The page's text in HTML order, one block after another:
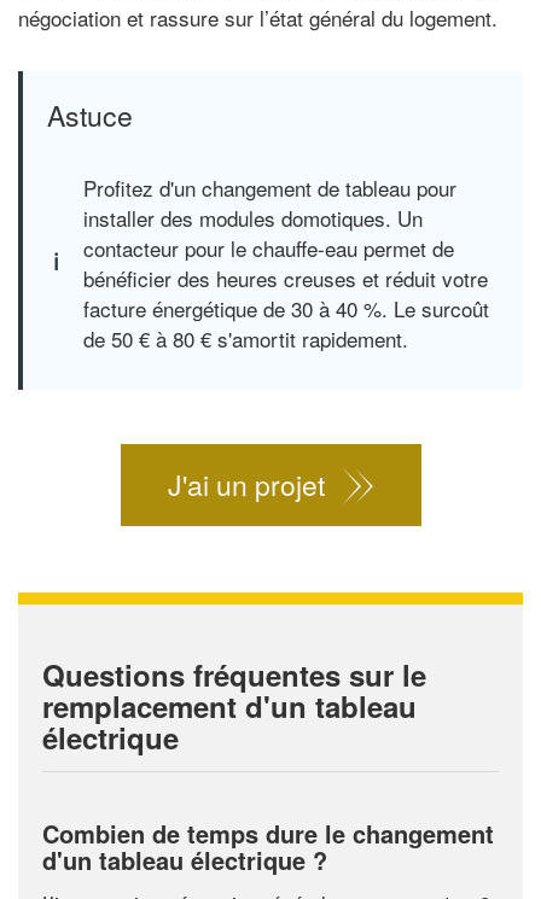
négociation et rassure sur l’état général du logement.
Astuce
Profitez d'un changement de tableau pour
installer des modules domotiques. Un
contacteur pour le chauffe-eau permet de
bénéficier des heures creuses et réduit votre
facture énergétique de 30 à 40 %. Le surcoût
de 50 € à 80 € s'amortit rapidement.
J'ai un projet
Questions fréquentes sur le
remplacement d'un tableau
électrique
Combien de temps dure le changement
d'un tableau électrique ?